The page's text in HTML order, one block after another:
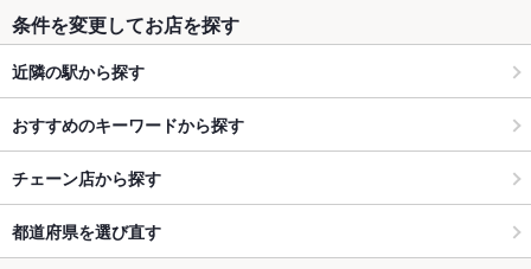
条件を変更してお店を探す
近隣の駅から探す
おすすめのキーワードから探す
チェーン店から探す
都道府県を選び直す